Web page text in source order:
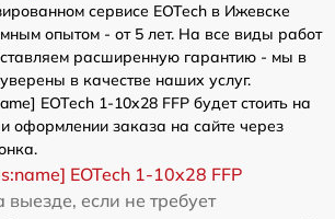
сервисе EOTech в Ижевске
опытом - от 5 лет. На все виды работ
расширенную гарантию - мы в
в качестве наших услуг.
EOTech 1-10x28 FFP будет стоить на
оформлении заказа на сайте через
EOTech 1-10x28 FFP
выезде, если не требует